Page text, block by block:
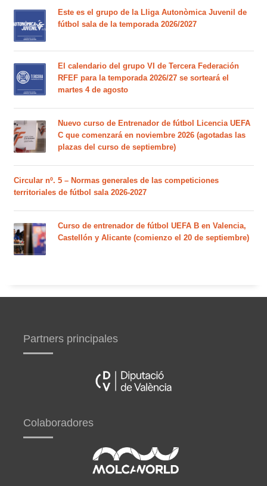
Este es el grupo de la Lliga Autonòmica Juvenil de
fútbol sala de la temporada 2026/2027
El calendario del grupo VI de Tercera Federación
RFEF para la temporada 2026/27 se sorteará el
martes 4 de agosto
Nuevo curso de Entrenador de fútbol Licencia UEFA
C que comenzará en noviembre 2026 (agotadas las
plazas del curso de septiembre)
Circular nº. 5 – Normas generales de las competiciones
territoriales de fútbol sala 2026-2027
Curso de entrenador de fútbol UEFA B en Valencia,
Castellón y Alicante (comienzo el 20 de septiembre)
Partners principales
Colaboradores